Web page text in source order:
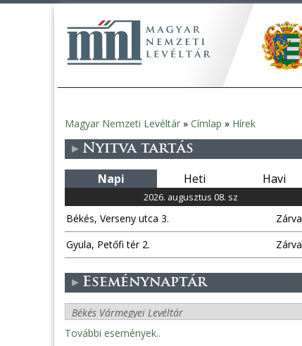
Jelenlegi
hely
Magyar Nemzeti Levéltár » Címlap » Hírek
Nyitva tartás
Napi Heti Havi
2026. augusztus 08. sz
Békés, Verseny utca 3.
Zárva
Gyula, Petőfi tér 2.
Zárva
Eseménynaptár
További események..